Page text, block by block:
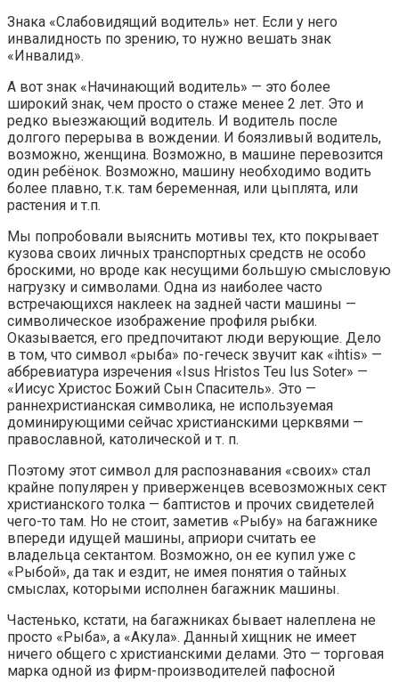
Знака «Слабовидящий водитель» нет. Если у него
инвалидность по зрению, то нужно вешать знак
«Инвалид».
А вот знак «Начинающий водитель» — это более
широкий знак, чем просто о стаже менее 2 лет. Это и
редко выезжающий водитель. И водитель после
долгого перерыва в вождении. И боязливый водитель,
возможно, женщина. Возможно, в машине перевозится
один ребёнок. Возможно, машину необходимо водить
более плавно, т.к. там беременная, или цыплята, или
растения и т.п.
Мы попробовали выяснить мотивы тех, кто покрывает
кузова своих личных транспортных средств не особо
броскими, но вроде как несущими большую смысловую
нагрузку и символами. Одна из наиболее часто
встречающихся наклеек на задней части машины —
символическое изображение профиля рыбки.
Оказывается, его предпочитают люди верующие. Дело
в том, что символ «рыба» по-геческ звучит как «ihtis» —
аббревиатура изречения «Isus Hristos Teu Ius Soter» —
«Иисус Христос Божий Сын Спаситель». Это —
раннехристианская символика, не используемая
доминирующими сейчас христианскими церквями —
православной, католической и т. п.
Поэтому этот символ для распознавания «своих» стал
крайне популярен у приверженцев всевозможных сект
христианского толка — баптистов и прочих свидетелей
чего-то там. Но не стоит, заметив «Рыбу» на багажнике
впереди идущей машины, априори считать ее
владельца сектантом. Возможно, он ее купил уже с
«Рыбой», да так и ездит, не имея понятия о тайных
смыслах, которыми исполнен багажник машины.
Частенько, кстати, на багажниках бывает налеплена не
просто «Рыба», а «Акула». Данный хищник не имеет
ничего общего с христианскими делами. Это — торговая
марка одной из фирм-производителей пафосной